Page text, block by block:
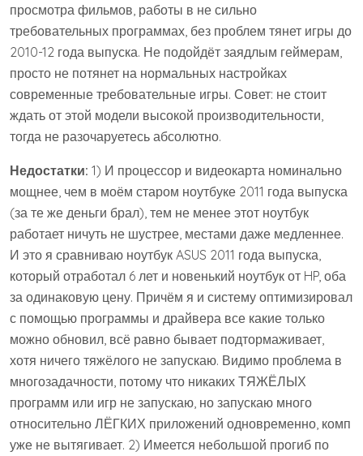
просмотра фильмов, работы в не сильно
требовательных программах, без проблем тянет игры до
2010-12 года выпуска. Не подойдёт заядлым геймерам,
просто не потянет на нормальных настройках
современные требовательные игры. Совет: не стоит
ждать от этой модели высокой производительности,
тогда не разочаруетесь абсолютно.
Недостатки: 1) И процессор и видеокарта номинально
мощнее, чем в моём старом ноутбуке 2011 года выпуска
(за те же деньги брал), тем не менее этот ноутбук
работает ничуть не шустрее, местами даже медленнее.
И это я сравниваю ноутбук ASUS 2011 года выпуска,
который отработал 6 лет и новенький ноутбук от HP, оба
за одинаковую цену. Причём я и систему оптимизировал
с помощью программы и драйвера все какие только
можно обновил, всё равно бывает подтормаживает,
хотя ничего тяжёлого не запускаю. Видимо проблема в
многозадачности, потому что никаких ТЯЖЁЛЫХ
программ или игр не запускаю, но запускаю много
относительно ЛЁГКИХ приложений одновременно, комп
уже не вытягивает. 2) Имеется небольшой прогиб по